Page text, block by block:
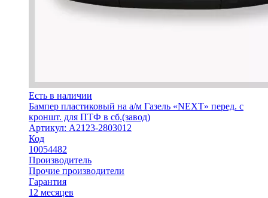
Есть в наличии
Бампер пластиковый на а/м Газель «NEXT» перед. с
кроншт. для ПТФ в сб.(завод)
Артикул: А2123-2803012
Код
10054482
Производитель
Прочие производители
Гарантия
12 месяцев